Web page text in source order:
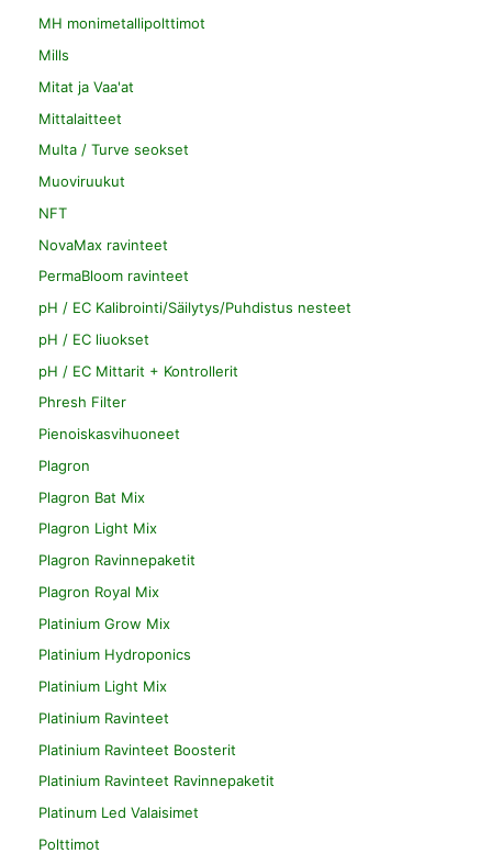
MH monimetallipolttimot
Mills
Mitat ja Vaa'at
Mittalaitteet
Multa / Turve seokset
Muoviruukut
NFT
NovaMax ravinteet
PermaBloom ravinteet
pH / EC Kalibrointi/Säilytys/Puhdistus nesteet
pH / EC liuokset
pH / EC Mittarit + Kontrollerit
Phresh Filter
Pienoiskasvihuoneet
Plagron
Plagron Bat Mix
Plagron Light Mix
Plagron Ravinnepaketit
Plagron Royal Mix
Platinium Grow Mix
Platinium Hydroponics
Platinium Light Mix
Platinium Ravinteet
Platinium Ravinteet Boosterit
Platinium Ravinteet Ravinnepaketit
Platinum Led Valaisimet
Polttimot